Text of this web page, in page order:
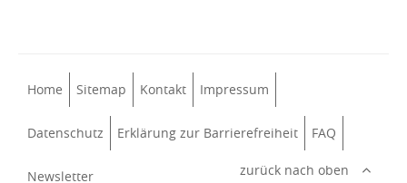
Home Sitemap Kontakt Impressum
Datenschutz Erklärung zur Barrierefreiheit FAQ
Newsletter zurück nach oben